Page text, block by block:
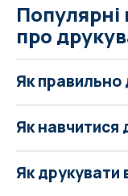
про
Як правильно
Як навчитися
Як друкувати